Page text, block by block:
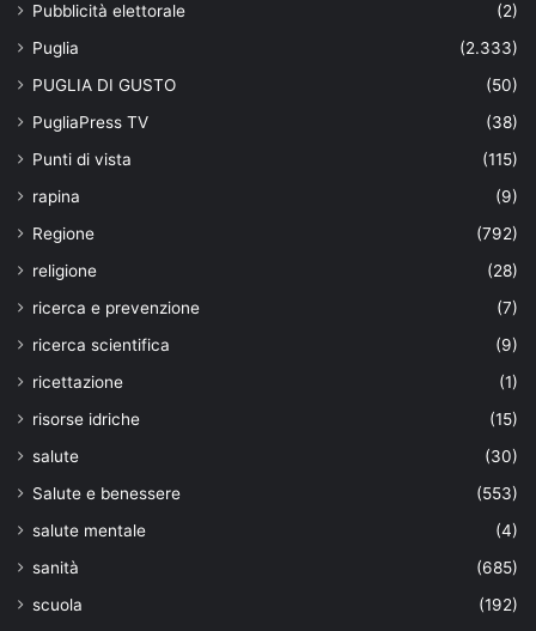
Pubblicità elettorale
(2)
Puglia
(2.333)
PUGLIA DI GUSTO
(50)
PugliaPress TV
(38)
Punti di vista
(115)
rapina
(9)
Regione
(792)
religione
(28)
ricerca e prevenzione
(7)
ricerca scientifica
(9)
ricettazione
(1)
risorse idriche
(15)
salute
(30)
Salute e benessere
(553)
salute mentale
(4)
sanità
(685)
scuola
(192)